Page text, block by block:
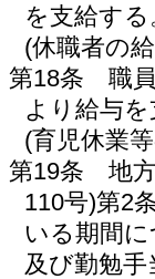
を支給する
(休職者の
第18条
職
より給与
(育児休業
第19条
地
110号)第2
いる期間
及び勤勉